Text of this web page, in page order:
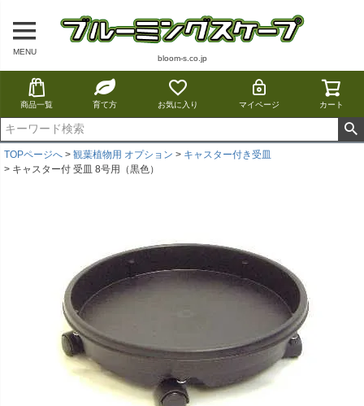
MENU
bloom-s.co.jp
商品一覧 育て方 お気に入り マイページ カート
TOPページへ 観葉植物用 オプション
キャスター付き受皿
キャスター付 受皿 8号用（黒色）